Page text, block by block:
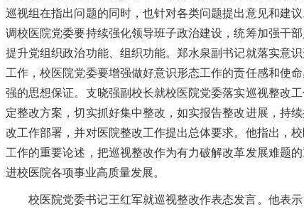
巡视组在指出问题的同时，也针对各类问题提出意见和建议
调校医院党委要持续强化领导班子政治建设，统筹加强干
提升党组织政治功能、组织功能。郑水泉副书记就落实意
工作，校医院党委要增强做好意识形态工作的责任感和使
强的思想保证。支晓强副校长就校医院党委落实巡视整改
定整改方案，切实抓好集中整改，如实报告整改进展，持
改工作部署，并对医院整改工作提出总体要求。他指出，
工作的重要论述，把巡视整改作为有力破解改革发展难题
进校医院各项事业高质量发展。
校医院党委书记王红军就巡视整改作表态发言。他表